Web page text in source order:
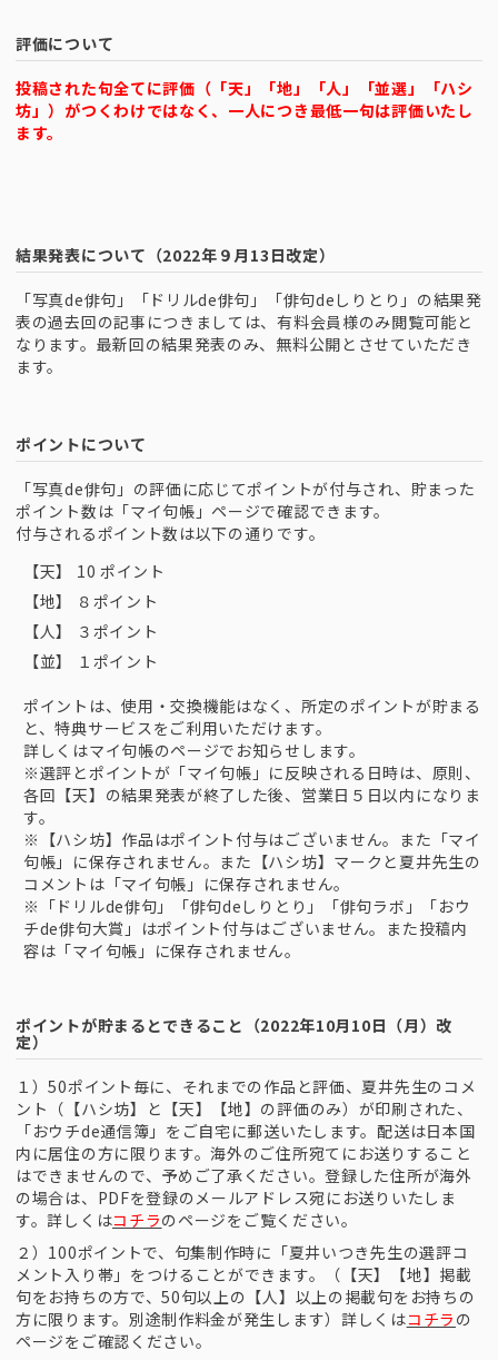
評価について
投稿された句全てに評価（「天」「地」「人」「並選」「ハシ
坊」）がつくわけではなく、一人につき最低一句は評価いたし
ます。
結果発表について（2022年９月13日改定）
「写真de俳句」「ドリルde俳句」「俳句deしりとり」の結果発
表の過去回の記事につきましては、有料会員様のみ閲覧可能と
なります。最新回の結果発表のみ、無料公開とさせていただき
ます。
ポイントについて
「写真de俳句」の評価に応じてポイントが付与され、貯まった
ポイント数は「マイ句帳」ページで確認できます。
付与されるポイント数は以下の通りです。
【天】 10 ポイント
【地】 ８ポイント
【人】 ３ポイント
【並】 １ポイント
ポイントは、使用・交換機能はなく、所定のポイントが貯まる
と、特典サービスをご利用いただけます。
詳しくはマイ句帳のページでお知らせします。
※選評とポイントが「マイ句帳」に反映される日時は、原則、
各回【天】の結果発表が終了した後、営業日５日以内になりま
す。
※【ハシ坊】作品はポイント付与はございません。また「マイ
句帳」に保存されません。また【ハシ坊】マークと夏井先生の
コメントは「マイ句帳」に保存されません。
※「ドリルde俳句」「俳句deしりとり」「俳句ラボ」「おウ
チde俳句大賞」はポイント付与はございません。また投稿内
容は「マイ句帳」に保存されません。
ポイントが貯まるとできること（2022年10月10日（月）改
定）
１）50ポイント毎に、それまでの作品と評価、夏井先生のコメ
ント（【ハシ坊】と【天】【地】の評価のみ）が印刷された、
「おウチde通信簿」をご自宅に郵送いたします。配送は日本国
内に居住の方に限ります。海外のご住所宛てにお送りすること
はできませんので、予めご了承ください。登録した住所が海外
の場合は、PDFを登録のメールアドレス宛にお送りいたしま
す。詳しくはコチラのページをご覧ください。
２）100ポイントで、句集制作時に「夏井いつき先生の選評コ
メント入り帯」をつけることができます。（【天】【地】掲載
句をお持ちの方で、50句以上の【人】以上の掲載句をお持ちの
方に限ります。別途制作料金が発生します）詳しくはコチラ の
ページをご確認ください。